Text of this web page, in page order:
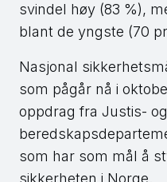
svindel høy (83 %),
blant de yngste (70
Nasjonal
som pågår nå i
oppdrag fra Justis- og
som har som mål å
sikkerheten i Norge.